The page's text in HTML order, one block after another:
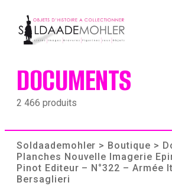
content
DOCUMENTS
2 466 produits
Soldaademohler > Boutique >
Planches Nouvelle Imagerie
Pinot Editeur – N°322 – Armée
Bersaglieri